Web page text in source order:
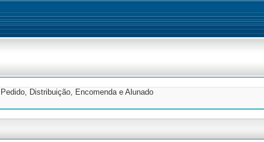
Distribuição, Encomenda e Alunado